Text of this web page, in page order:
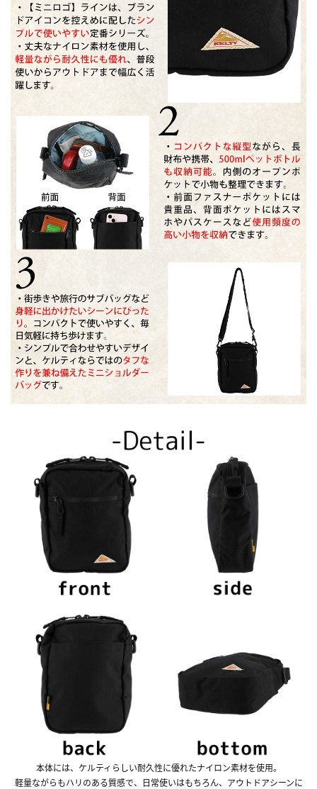
本体には、ケルティらしい耐久性に優れたナイロン素材を使用。
軽量ながらもハリのある質感で、日常使いはもちろん、アウトドアシーンに